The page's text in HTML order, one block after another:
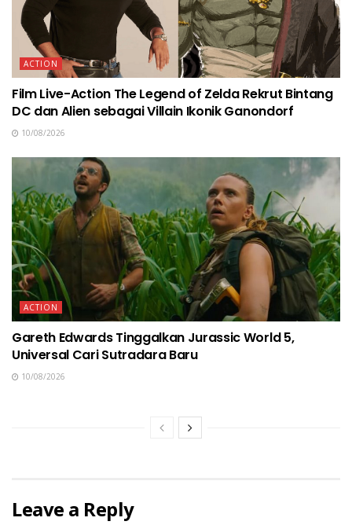
ACTION
Film Live-Action The Legend of Zelda Rekrut Bintang
DC dan Alien sebagai Villain Ikonik Ganondorf
10/08/2026
ACTION
Gareth Edwards Tinggalkan Jurassic World 5,
Universal Cari Sutradara Baru
10/08/2026
Leave a Reply